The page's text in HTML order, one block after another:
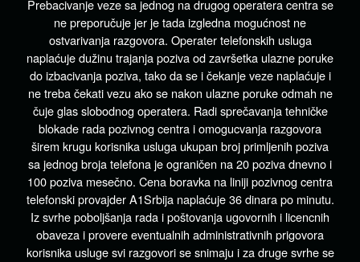
Prebacivanje veze sa jednog na drugog operatera centra se
ne preporučuje jer je tada izgledna mogućnost ne
ostvarivanja razgovora. Operater telefonskih usluga
naplaćuje dužinu trajanja poziva od završetka ulazne poruke
do izbacivanja poziva, tako da se i čekanje veze naplaćuje i
ne treba čekati vezu ako se nakon ulazne poruke odmah ne
čuje glas slobodnog operatera. Radi sprečavanja tehničke
blokade rada pozivnog centra i omogucvanja razgovora
širem krugu korisnika usluga ukupan broj primljenih poziva
sa jednog broja telefona je ograničen na 20 poziva dnevno i
100 poziva mesečno. Cena boravka na liniji pozivnog centra
telefonski provajder A1Srbija naplaćuje 36 dinara po minutu.
Iz svrhe poboljšanja rada i poštovanja ugovornih i licencnih
obaveza i provere eventualnih administrativnih prigovora
korisnika usluge svi razgovori se snimaju i za druge svrhe se